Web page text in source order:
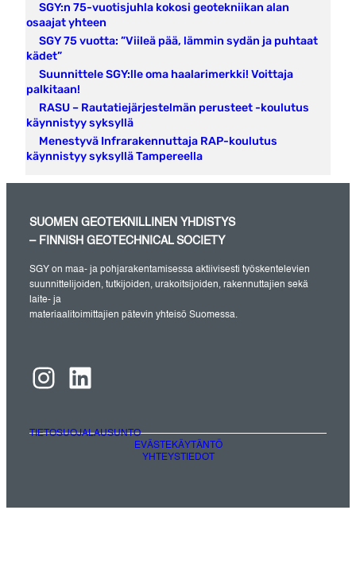
SGY:n 75-vuotisjuhla kokosi geotekniikan alan
osaajat yhteen
SGY 75 vuotta: ”Viileä pää, lämmin sydän ja puhtaat
kädet”
Suunnittele SGY:lle oma haalarimerkki! Voittaja
palkitaan!
RASU – Rautatiejärjestelmän perusteet -koulutus
käynnistyy syksyllä
Menestyvä Infrarakennuttaja RAP-koulutus
käynnistyy syksyllä Tampereella
SUOMEN GEOTEKNILLINEN YHDISTYS
– FINNISH GEOTECHNICAL SOCIETY
SGY on maa- ja pohjarakentamisessa aktiivisesti työskentelevien
suunnittelijoiden, tutkijoiden, urakoitsijoiden, rakennuttajien sekä
laite- ja
materiaalitoimittajien pätevin yhteisö Suomessa.
Instagram LinkedIn
TIETOSUOJALAUSUNTO
EVÄSTEKÄYTÄNTÖ
YHTEYSTIEDOT